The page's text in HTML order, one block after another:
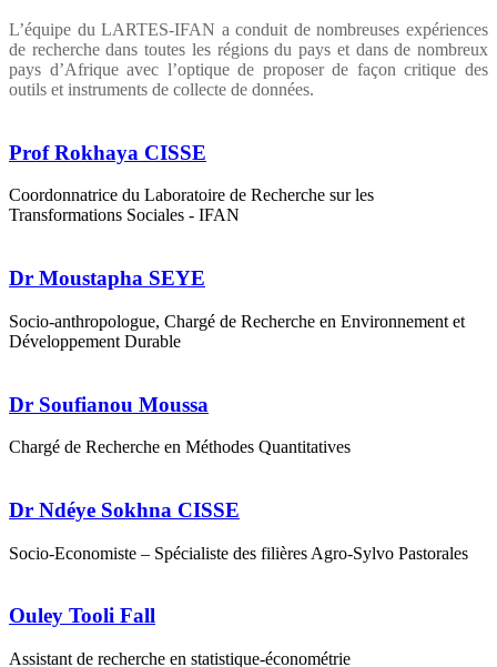
L’équipe du LARTES-IFAN a conduit de nombreuses expériences
de recherche dans toutes les régions du pays et dans de nombreux
pays d’Afrique avec l’optique de proposer de façon critique des
outils et instruments de collecte de données.
Prof Rokhaya CISSE
Coordonnatrice du Laboratoire de Recherche sur les
Transformations Sociales - IFAN
Dr Moustapha SEYE
Socio-anthropologue, Chargé de Recherche en Environnement et
Développement Durable
Dr Soufianou Moussa
Chargé de Recherche en Méthodes Quantitatives
Dr Ndéye Sokhna CISSE
Socio-Economiste – Spécialiste des filières Agro-Sylvo Pastorales
Ouley Tooli Fall
Assistant de recherche en statistique-économétrie